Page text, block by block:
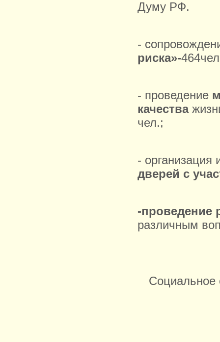
Думу РФ.
-
риска»-
- проведение
качества
чел.;
- организация
дверей с
-проведение
различным
Социальное